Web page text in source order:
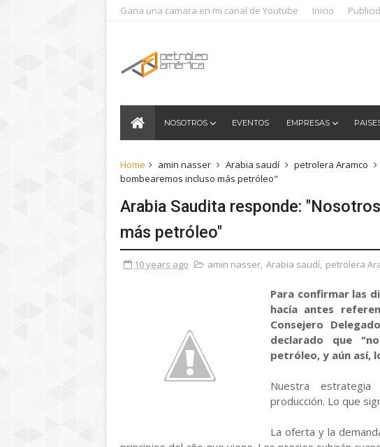
Gana una camara en mi canal de Youtube Inicio
NOSOTROS EVENTOS EMPRESAS
Home amin nasser Arabia saudí petrolera Aramco
bombearemos incluso más petróleo"
Arabia Saudita responde:
más petróleo"
10 years ago amin nasser, Arabia saudí, petrolera
Para confirmar las
hacía antes
Consejero
declarado que
petróleo, y aún así,
Nuestra
producción. Lo que
La oferta y la